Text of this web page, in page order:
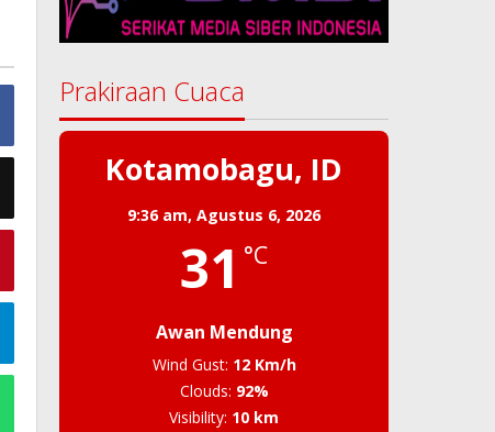
Prakiraan Cuaca
Kotamobagu, ID
9:36 am,Agustus 6, 2026
31 °C
Awan Mendung
Wind Gust: 12 Km/h
Clouds: 92%
Visibility: 10 km